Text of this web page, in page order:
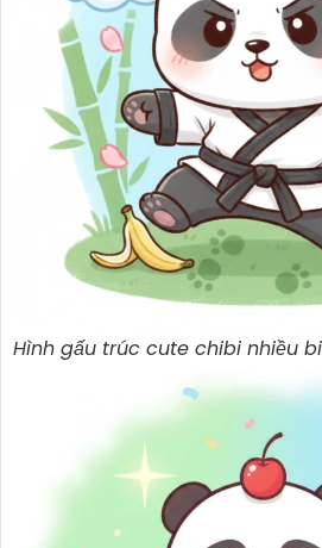
Hình gấu trúc cute chibi nhiều